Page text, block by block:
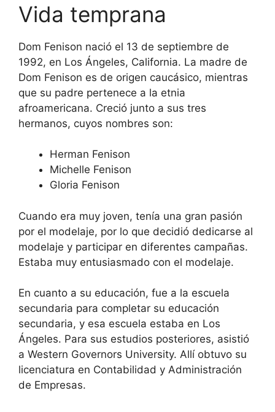
Vida temprana
Dom Fenison nació el 13 de septiembre de
1992, en Los Ángeles, California. La madre de
Dom Fenison es de origen caucásico, mientras
que su padre pertenece a la etnia
afroamericana. Creció junto a sus tres
hermanos, cuyos nombres son:
Herman Fenison
Michelle Fenison
Gloria Fenison
Cuando era muy joven, tenía una gran pasión
por el modelaje, por lo que decidió dedicarse al
modelaje y participar en diferentes campañas.
Estaba muy entusiasmado con el modelaje.
En cuanto a su educación, fue a la escuela
secundaria para completar su educación
secundaria, y esa escuela estaba en Los
Ángeles. Para sus estudios posteriores, asistió
a Western Governors University. Allí obtuvo su
licenciatura en Contabilidad y Administración
de Empresas.